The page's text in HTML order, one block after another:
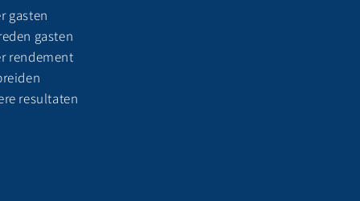
gasten
gasten
rendement
resultaten